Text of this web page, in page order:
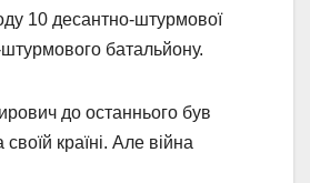
10 десантно-штурмової
батальйону.
до останнього був
своїй країні. Але війна